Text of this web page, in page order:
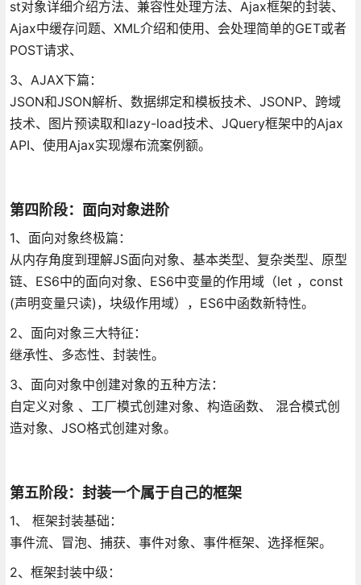
st对象详细介绍方法、兼容性处理方法、Ajax框架的封装、
Ajax中缓存问题、XML介绍和使用、会处理简单的GET或者
POST请求、
3、AJAX下篇：
JSON和JSON解析、数据绑定和模板技术、JSONP、跨域
技术、图片预读取和lazy-load技术、JQuery框架中的Ajax
API、使用Ajax实现爆布流案例额。
第四阶段：面向对象进阶
1、面向对象终极篇：
从内存角度到理解JS面向对象、基本类型、复杂类型、原型
链、ES6中的面向对象、ES6中变量的作用域（let ，const
(声明变量只读)，块级作用域），ES6中函数新特性。
2、面向对象三大特征：
继承性、多态性、封装性。
3、面向对象中创建对象的五种方法：
自定义对象 、工厂模式创建对象、构造函数、 混合模式创
造对象、JSO格式创建对象。
第五阶段：封装一个属于自己的框架
1、 框架封装基础：
事件流、冒泡、捕获、事件对象、事件框架、选择框架。
2、框架封装中级：